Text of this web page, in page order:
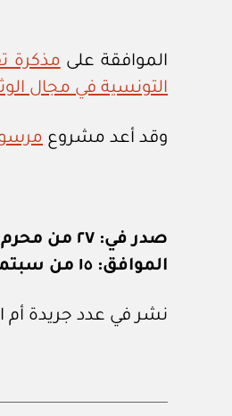
الموافقة على مذكرة
التونسية في مجال
وقد أعد مشروع
صدر في: ٢٧ من محرم ١٤٤٢هـ
الموافق: ١٥ من سبتمبر ٢٠٢٠م
نشر في عدد جريدة أم القرى رقم (٤٨٥٠)